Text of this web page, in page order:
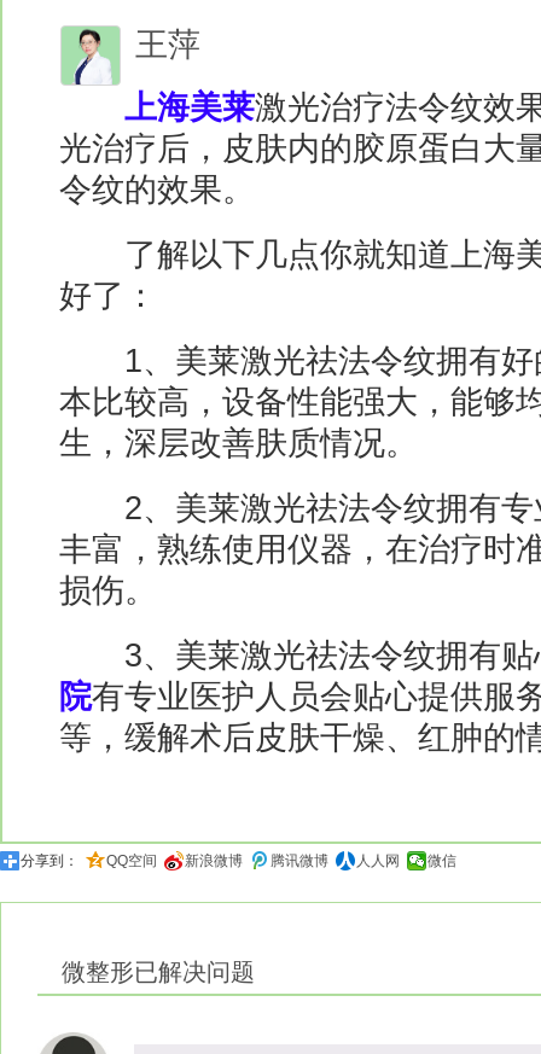
王萍
上海美莱激光治疗法令纹效
光治疗后，皮肤内的胶原蛋白大
令纹的效果。
了解以下几点你就知道上海
好了：
1、美莱激光祛法令纹拥有好
本比较高，设备性能强大，能够
生，深层改善肤质情况。
2、美莱激光祛法令纹拥有专
丰富，熟练使用仪器，在治疗时
损伤。
3、美莱激光祛法令纹拥有贴
院有专业医护人员会贴心提供服
等，缓解术后皮肤干燥、红肿的
分享到： QQ空间 新浪微博 腾讯微博 人人网 微信
微整形已解决问题